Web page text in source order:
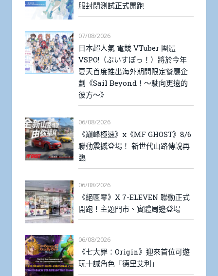
服封閉測試正式開跑
07/08/2026
日本超人氣 電競 VTuber 團體
VSPO!（ぶいすぽっ！）將於今年
夏天首度推出海外期間限定餐廳企
劃《Sail Beyond！～駛向更遠的
彼方～》
06/08/2026
《巔峰極速》x《MF GHOST》8/6
聯動震撼登場！ 新世代山路傳說再
臨
06/08/2026
《絕區零》X 7-ELEVEN 聯動正式
開跑！主題門市、實體周邊登場
06/08/2026
《七大罪：Origin》迎來首位可遊
玩十誡角色「德里艾利」